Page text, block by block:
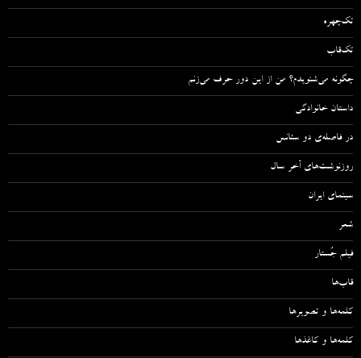
تک‌چهره
تک‌قاب
چگونه می‌شنویدم؟ من از این دور حرف می‌زنم
داستان خانوادگی
در فاصله‌ی دو سئانس
روزنوشت‌های آخر سال
سینمای ایران
شعر
فیلم جُستار
قاب‌ها
کلمه‌ها و تصویرها
کلمه‌ها و کاغذها